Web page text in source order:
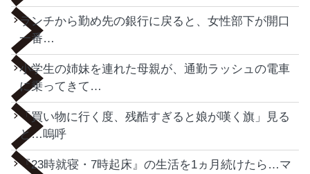
ランチから勤め先の銀行に戻ると、女性部下が開口
一番…
小学生の姉妹を連れた母親が、通勤ラッシュの電車
に乗ってきて…
「買い物に行く度、残酷すぎると娘が嘆く旗」見る
と…嗚呼
『23時就寝・7時起床』の生活を1ヵ月続けたら…マ